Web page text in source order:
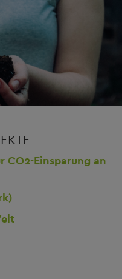
CO2-Einsparung an